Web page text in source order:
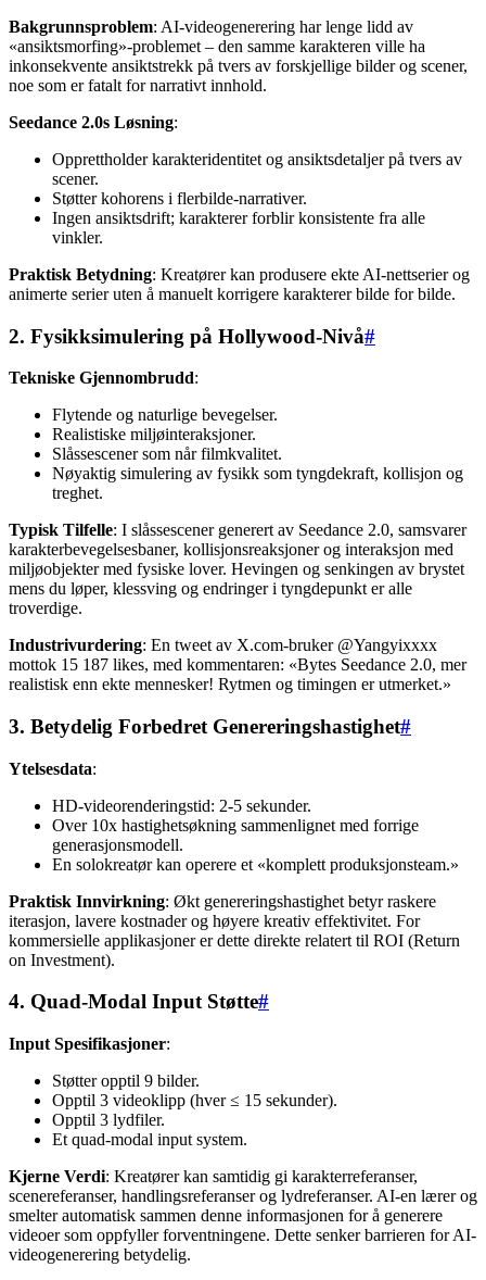
Bakgrunnsproblem: AI-videogenerering har lenge lidd av
«ansiktsmorfing»-problemet – den samme karakteren ville ha
inkonsekvente ansiktstrekk på tvers av forskjellige bilder og scener,
noe som er fatalt for narrativt innhold.
Seedance 2.0s Løsning:
Opprettholder karakteridentitet og ansiktsdetaljer på tvers av
scener.
Støtter kohorens i flerbilde-narrativer.
Ingen ansiktsdrift; karakterer forblir konsistente fra alle
vinkler.
Praktisk Betydning: Kreatører kan produsere ekte AI-nettserier og
animerte serier uten å manuelt korrigere karakterer bilde for bilde.
2. Fysikksimulering på Hollywood-Nivå#
Tekniske Gjennombrudd:
Flytende og naturlige bevegelser.
Realistiske miljøinteraksjoner.
Slåssescener som når filmkvalitet.
Nøyaktig simulering av fysikk som tyngdekraft, kollisjon og
treghet.
Typisk Tilfelle: I slåssescener generert av Seedance 2.0, samsvarer
karakterbevegelsesbaner, kollisjonsreaksjoner og interaksjon med
miljøobjekter med fysiske lover. Hevingen og senkingen av brystet
mens du løper, klessving og endringer i tyngdepunkt er alle
troverdige.
Industrivurdering: En tweet av X.com-bruker @Yangyixxxx
mottok 15 187 likes, med kommentaren: «Bytes Seedance 2.0, mer
realistisk enn ekte mennesker! Rytmen og timingen er utmerket.»
3. Betydelig Forbedret Genereringshastighet#
Ytelsesdata:
HD-videorenderingstid: 2-5 sekunder.
Over 10x hastighetsøkning sammenlignet med forrige
generasjonsmodell.
En solokreatør kan operere et «komplett produksjonsteam.»
Praktisk Innvirkning: Økt genereringshastighet betyr raskere
iterasjon, lavere kostnader og høyere kreativ effektivitet. For
kommersielle applikasjoner er dette direkte relatert til ROI (Return
on Investment).
4. Quad-Modal Input Støtte#
Input Spesifikasjoner:
Støtter opptil 9 bilder.
Opptil 3 videoklipp (hver ≤ 15 sekunder).
Opptil 3 lydfiler.
Et quad-modal input system.
Kjerne Verdi: Kreatører kan samtidig gi karakterreferanser,
scenereferanser, handlingsreferanser og lydreferanser. AI-en lærer og
smelter automatisk sammen denne informasjonen for å generere
videoer som oppfyller forventningene. Dette senker barrieren for AI-
videogenerering betydelig.